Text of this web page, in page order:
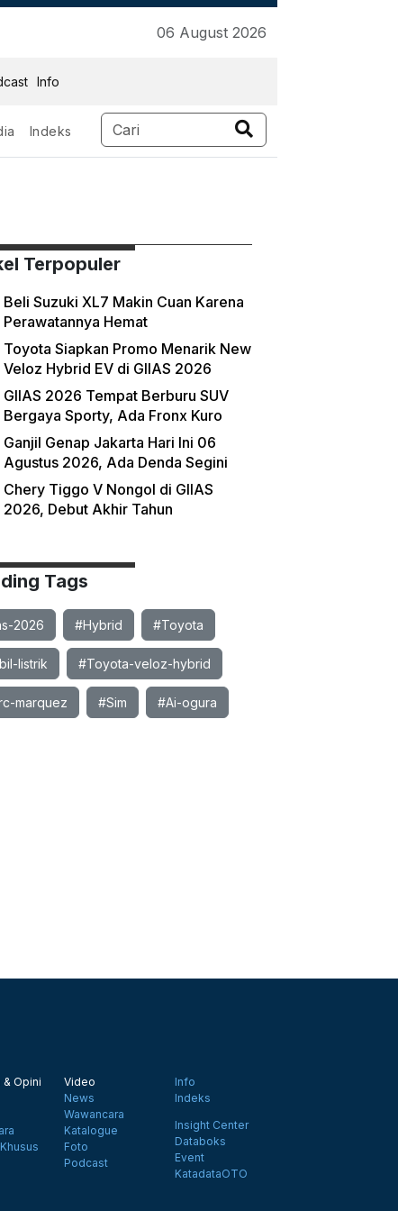
06 August 2026
Info
Indeks
Terpopuler
Beli Suzuki XL7 Makin Cuan Karena
Perawatannya Hemat
Toyota Siapkan Promo Menarik New
Veloz Hybrid EV di GIIAS 2026
GIIAS 2026 Tempat Berburu SUV
Bergaya Sporty, Ada Fronx Kuro
Ganjil Genap Jakarta Hari Ini 06
Agustus 2026, Ada Denda Segini
Chery Tiggo V Nongol di GIIAS
2026, Debut Akhir Tahun
Tags
2026 #Hybrid #Toyota
listrik #Toyota-veloz-hybrid
marquez #Sim #Ai-ogura
Opini
Video
News
Wawancara
Katalogue
Foto
Podcast
Info
Indeks
Insight Center
Databoks
Event
KatadataOTO